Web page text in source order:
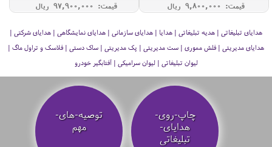
قیمت: 9,800,000 ريال
قیمت: 97,900,000 ريال
هدایای تبلیغاتی | هدیه تبلیغاتی | هدایا | هدایای سازمانی | هدایای نمایشگاهی | هدایای شرکتی |
هدایای مدیریتی | فلش مموری | ست مدیریتی | پک مدیریتی | ساک دستی | فلاسک و تراول ماگ |
لیوان تبلیغاتی | لیوان سرامیکی | آفتابگیر خودرو
چاپ-روی-
هدایای-
تبلیغاتی
توصیه‌-های-
مهم